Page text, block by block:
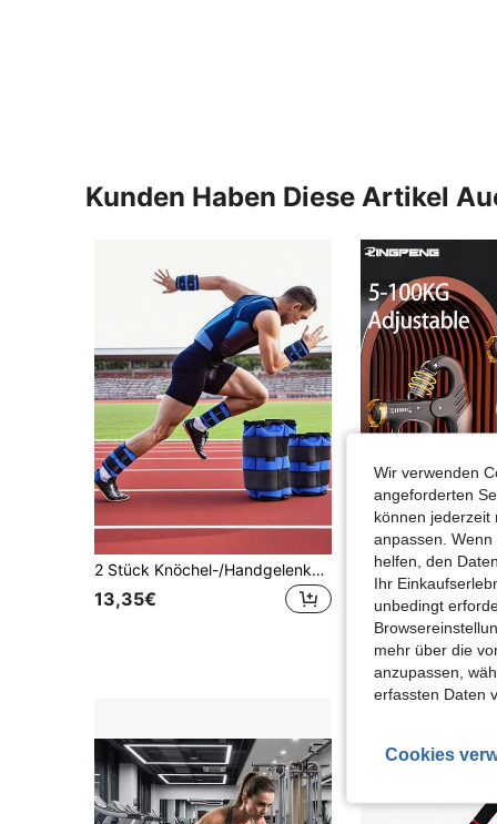
Kunden Haben Diese Artikel
2 Stück Knöchel-/Handgelenkgewichte, Fitness Sandsäcke, Lauf- und Tanztraining, unsichtbare Beingewichte, unisex
13,35€ #4 Bestseller in
6,78€
Wir verwenden
angeforderten
können jederzeit
anpassen.
helfen, den
Ihr
unbedingt
mehr über die
anzupassen,
erfassten Daten
Cookies